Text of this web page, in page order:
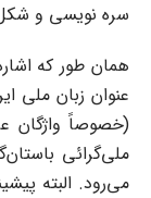
سره نویسی و
همان طور که
عنوان زبان ملی
(خصوصاً واژگان
ملی‌گرائی
می‌رود. البته